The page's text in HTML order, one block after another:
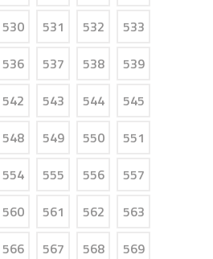
530 531 532
533
536 537 538
539
542 543 544
545
548 549 550
551
554 555 556
557
560 561 562
563
566 567 568
569